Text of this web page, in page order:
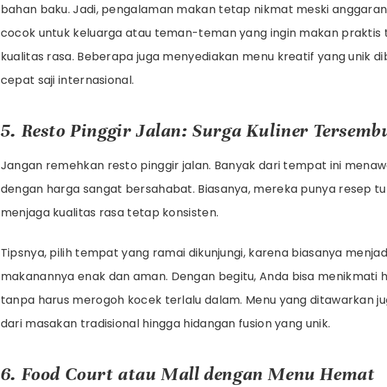
bahan baku. Jadi, pengalaman makan tetap nikmat meski
cocok untuk keluarga atau teman-teman yang ingin makan praktis
kualitas rasa. Beberapa juga menyediakan menu kreatif yang unik
cepat saji internasional.
5. Resto Pinggir Jalan: Surga Kuliner
Jangan remehkan resto pinggir jalan. Banyak dari tempat ini
dengan harga sangat bersahabat. Biasanya, mereka punya resep
menjaga kualitas rasa tetap konsisten.
Tipsnya, pilih tempat yang ramai dikunjungi, karena biasanya
makanannya enak dan aman. Dengan begitu, Anda bisa menikmati
tanpa harus merogoh kocek terlalu dalam. Menu yang ditawarkan
dari masakan tradisional hingga hidangan fusion yang unik.
6. Food Court atau Mall dengan Menu Hemat